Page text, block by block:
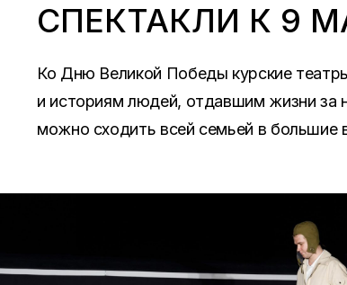
СПЕКТАКЛИ К 9
Ко Дню Великой Победы курские
и историям людей, отдавшим жизни за
можно сходить всей семьей в большие